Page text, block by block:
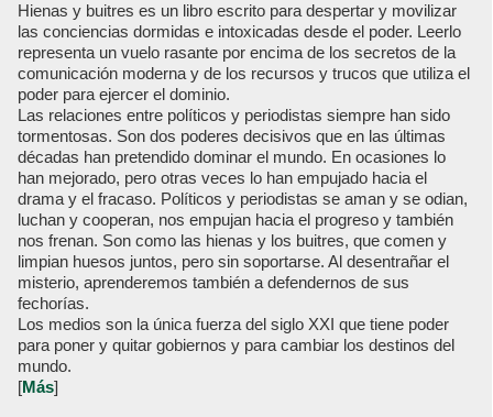
Hienas y buitres es un libro escrito para despertar y movilizar
las conciencias dormidas e intoxicadas desde el poder. Leerlo
representa un vuelo rasante por encima de los secretos de la
comunicación moderna y de los recursos y trucos que utiliza el
poder para ejercer el dominio.
Las relaciones entre políticos y periodistas siempre han sido
tormentosas. Son dos poderes decisivos que en las últimas
décadas han pretendido dominar el mundo. En ocasiones lo
han mejorado, pero otras veces lo han empujado hacia el
drama y el fracaso. Políticos y periodistas se aman y se odian,
luchan y cooperan, nos empujan hacia el progreso y también
nos frenan. Son como las hienas y los buitres, que comen y
limpian huesos juntos, pero sin soportarse. Al desentrañar el
misterio, aprenderemos también a defendernos de sus
fechorías.
Los medios son la única fuerza del siglo XXI que tiene poder
para poner y quitar gobiernos y para cambiar los destinos del
mundo.
[Más]